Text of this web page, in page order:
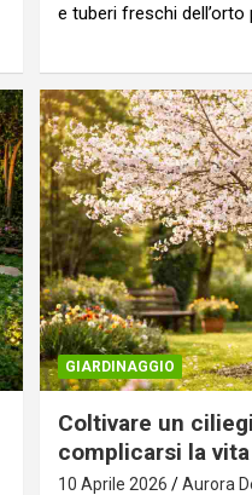
e tuberi freschi dell’orto
GIARDINAGGIO
Coltivare un
complicarsi la vita
10 Aprile 2026 Aurora